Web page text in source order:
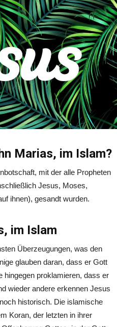
Marias, im Islam?
mit der alle Propheten
Jesus, Moses,
ihnen), gesandt wurden.
im Islam
Überzeugungen, was den
glauben daran, dass er Gott
hingegen proklamieren, dass er
wieder andere erkennen Jesus
historisch. Die islamische
Koran, der letzten in ihrer